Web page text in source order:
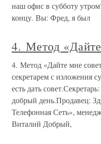
наш офис в субботу
концу. Вы: Фред, я был
4. Метод
4. Метод «Дайте мне
секретарем с изложения
есть дать
добрый день.Продавец:
Телефонная Сеть»,
Виталий Добрый,